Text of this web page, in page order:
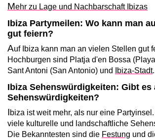
Mehr zu Lage und Nachbarschaft Ibizas
Ibiza Partymeilen: Wo kann man
gut feiern?
Auf Ibiza kann man an vielen Stellen gut
Hochburgen sind Platja d'en Bossa
Sant Antoni (San Antonio) und
Ibiza-Stadt.
Ibiza Sehenswürdigkeiten: Gibt es
Sehenswürdigkeiten?
Ibiza ist weit mehr, als nur eine
viele kulturelle und landschaftliche
Die Bekanntesten sind die Festung und